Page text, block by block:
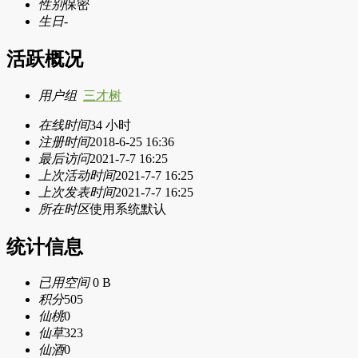
性别保密
生日-
活跃概况
用户组 三才树
在线时间34 小时
注册时间2018-6-25 16:36
最后访问2021-7-7 16:25
上次活动时间2021-7-7 16:25
上次发表时间2021-7-7 16:25
所在时区使用系统默认
统计信息
已用空间0 B
积分505
仙桃0
仙草323
仙酒0